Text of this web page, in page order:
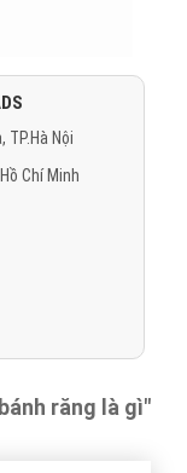
TP.Hà Nội
Chí Minh
răng là gì"